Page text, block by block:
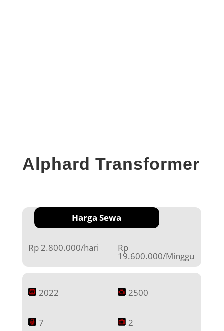
Alphard Transformer
Harga Sewa
Rp 2.800.000/hari Rp
19.600.000/Minggu
2022 2500
7 2